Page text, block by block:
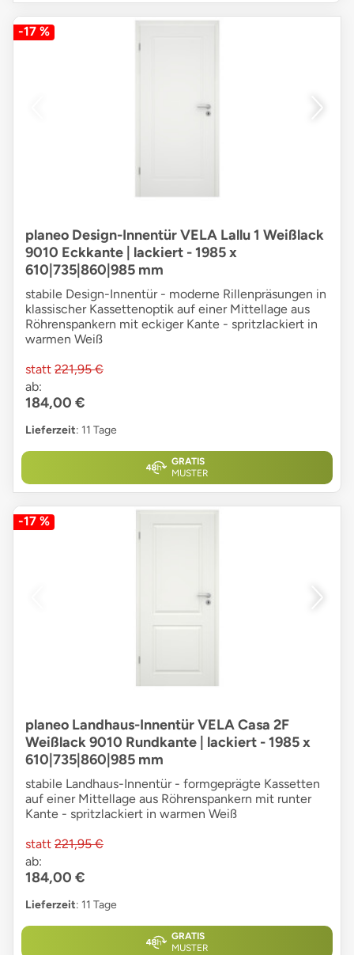
-17 %
planeo Design-Innentür VELA Lallu 1 Weißlack
9010 Eckkante | lackiert - 1985 x
610|735|860|985 mm
stabile Design-Innentür - moderne Rillenpräsungen in
klassischer Kassettenoptik auf einer Mittellage aus
Röhrenspankern mit eckiger Kante - spritzlackiert in
warmen Weiß
statt 221,95 €
ab:
184,00 €
Lieferzeit: 11 Tage
GRATIS
MUSTER
-17 %
planeo Landhaus-Innentür VELA Casa 2F
Weißlack 9010 Rundkante | lackiert - 1985 x
610|735|860|985 mm
stabile Landhaus-Innentür - formgeprägte Kassetten
auf einer Mittellage aus Röhrenspankern mit runter
Kante - spritzlackiert in warmen Weiß
statt 221,95 €
ab:
184,00 €
Lieferzeit: 11 Tage
GRATIS
MUSTER